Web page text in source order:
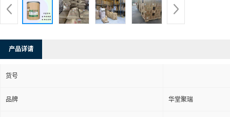
产品详请
货号
品牌 华堂聚瑞